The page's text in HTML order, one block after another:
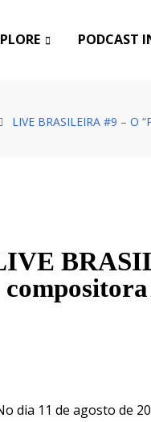
PODCAST
LIVE BRASILEIRA #9 –
dia 11 de agosto de